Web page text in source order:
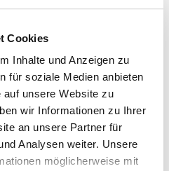
Cookies
Inhalte und Anzeigen zu
für soziale Medien anbieten
unsere Website zu
wir Informationen zu Ihrer
an unsere Partner für
Analysen weiter. Unsere
möglicherweise mit
2 von 2